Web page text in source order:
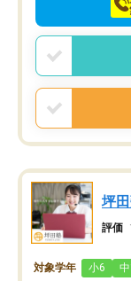
坪
評価
対象学年 小6